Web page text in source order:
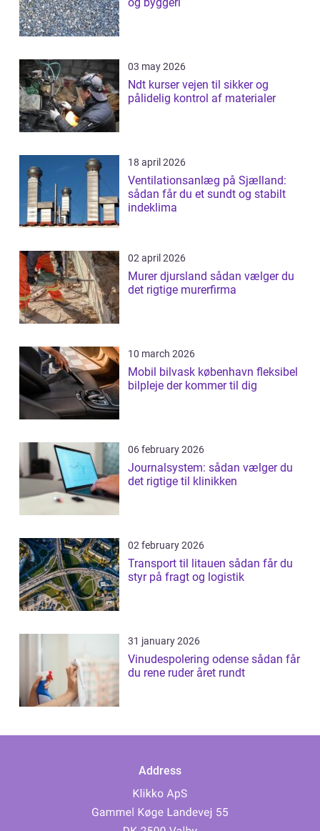
03 may 2026
Ndt kurser vejen til sikker og
pålidelig kontrol af materialer
18 april 2026
Ventilationsanlæg på Sjælland:
sådan får du et sundt og stabilt
indeklima
02 april 2026
Murer djursland sådan vælger du
det rigtige murerfirma
10 march 2026
Mobil bilvask københavn fleksibel
bilpleje der kommer til dig
06 february 2026
Journalsystem: sådan vælger du
det rigtige til klinikken
02 february 2026
Transport til litauen sådan får du
styr på fragt og logistik
31 january 2026
Vinudespolering odense sådan får
du rene ruder året rundt
Address